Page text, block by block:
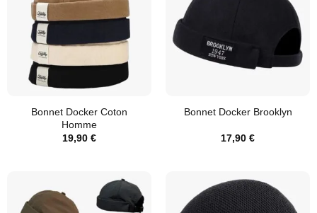
Bonnet Docker Coton
Homme
19,90 €
Bonnet Docker Brooklyn
17,90 €